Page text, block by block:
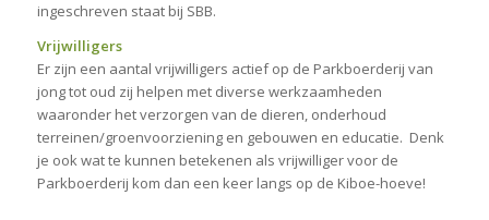
ingeschreven staat bij SBB.
Vrijwilligers
Er zijn een aantal vrijwilligers actief op de Parkboerderij van
jong tot oud zij helpen met diverse werkzaamheden
waaronder het verzorgen van de dieren, onderhoud
terreinen/groenvoorziening en gebouwen en educatie. Denk
je ook wat te kunnen betekenen als vrijwilliger voor de
Parkboerderij kom dan een keer langs op de Kiboe-hoeve!